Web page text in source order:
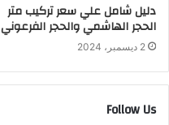
دليل شامل علي سعر تركيب متر
الحجر الهاشمي والحجر الفرعوني
2 ديسمبر، 2024
Follow Us